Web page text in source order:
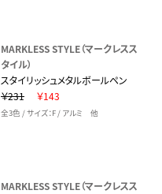
MARKLESS STYLE（マークレスス
タイル）
スタイリッシュメタルボールペン
￥231
￥143
全3色 / サイズ：F / アルミ 他
MARKLESS STYLE（マークレスス